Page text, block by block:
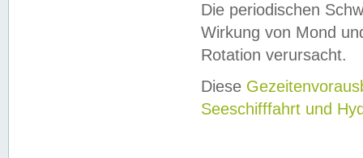
Die periodischen
Wirkung von Mond
Rotation verursacht.
Diese
Seeschifffahrt und